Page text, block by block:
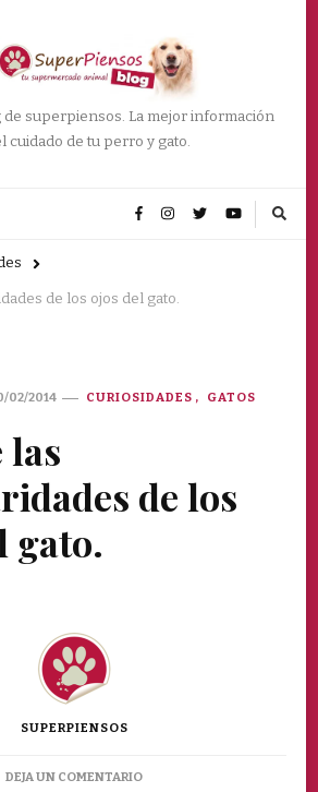
superpiensos. La mejor información
cuidado de tu perro y gato.
de los ojos del gato.
02/2014 CURIOSIDADES GATOS
las
de los
gato.
SUPERPIENSOS
DEJA UN COMENTARIOEN